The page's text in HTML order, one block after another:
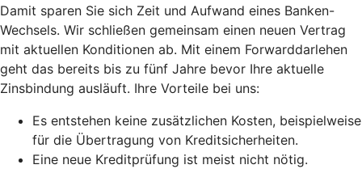
Damit sparen Sie sich Zeit und Aufwand eines Banken-
Wechsels. Wir schließen gemeinsam einen neuen Vertrag
mit aktuellen Konditionen ab. Mit einem Forwarddarlehen
geht das bereits bis zu fünf Jahre bevor Ihre aktuelle
Zinsbindung ausläuft. Ihre Vorteile bei uns:
Es entstehen keine zusätzlichen Kosten, beispielweise
für die Übertragung von Kreditsicherheiten.
Eine neue Kreditprüfung ist meist nicht nötig.